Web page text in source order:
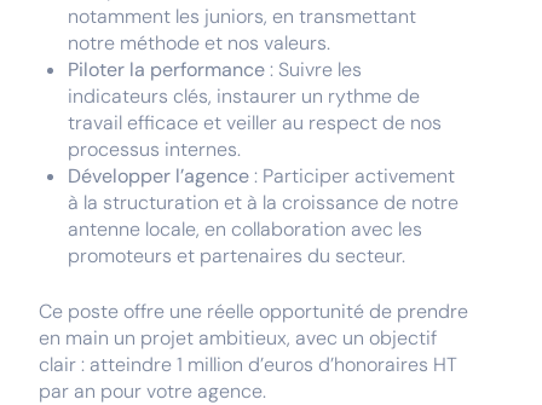
notamment les juniors, en transmettant
notre méthode et nos valeurs.
Piloter la performance: Suivre les
indicateurs clés, instaurer un rythme de
travail efficace et veiller au respect de nos
processus internes.
Développer l’agence: Participer activement
à la structuration et à la croissance de notre
antenne locale, en collaboration avec les
promoteurs et partenaires du secteur.
Ce poste offre une réelle opportunité de prendre
en main un projet ambitieux, avec un objectif
clair : atteindre 1 million d’euros d’honoraires HT
par an pour votre agence.